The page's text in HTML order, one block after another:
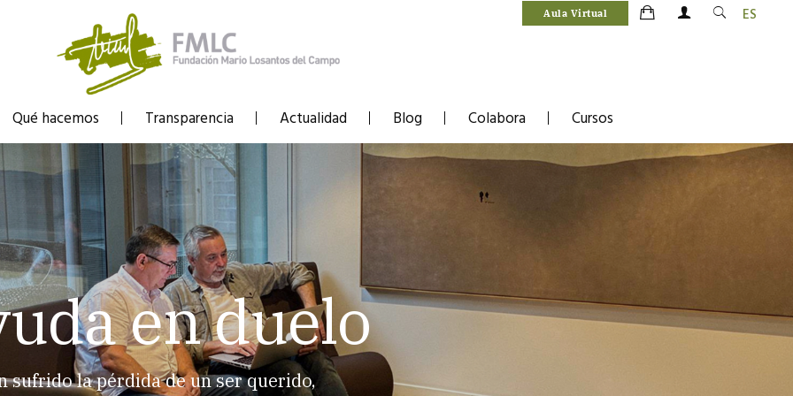
ES
Aula Virtual
Qué hacemos Transparencia Actualidad Blog Colabora Cursos
sufrido la pérdida de un ser querido,
en duelo